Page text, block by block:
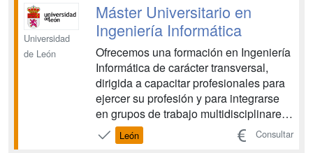
Universidad
de León
Máster Universitario en
Ingeniería Informática
Ofrecemos una formación en Ingeniería
Informática de carácter transversal,
dirigida a capacitar profesionales para
ejercer su profesión y para integrarse
en grupos de trabajo multidisciplinares,
mostrando actitudes éticas y
responsables, de respeto a las
León Consultar